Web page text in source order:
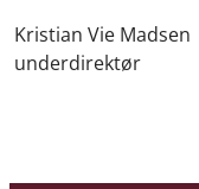
Kristian Vie Madsen
underdirektør